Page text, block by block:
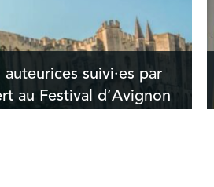
suivi·es par
au Festival d’Avignon